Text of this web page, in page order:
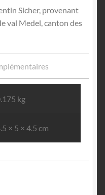
Sicher, provenant
val Medel, canton des
kg
× 5 × 4.5 cm